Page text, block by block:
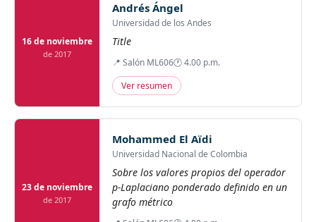
16 de noviembre
de 2017
Andrés Ángel
Universidad de los Andes
Title
📍 Salón ML606🕐 4.00 p.m.
Ver resumen
23 de noviembre
de 2017
Mohammed El Aïdi
Universidad Nacional de Colombia
Sobre los valores propios del operador
p-Laplaciano ponderado definido en un
grafo métrico